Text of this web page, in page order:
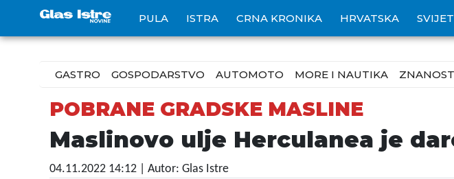
PULA ISTRA CRNA KRONIKA HRVATSKA SVIJET
GASTRO GOSPODARSTVO AUTOMOTO MORE I NAUTIKA ZNANOST
POBRANE GRADSKE MASLINE
Maslinovo ulje Herculanea je
04.11.2022 14:12 | Autor: Glas Istre